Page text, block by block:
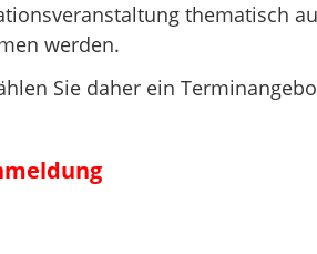
thematisch
werden.
Sie daher ein